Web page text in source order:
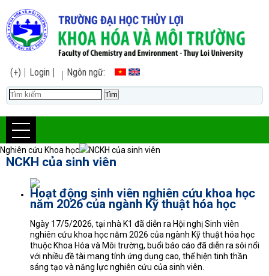
(+) Login Ngôn ngữ:
Nghiên cứu Khoa học NCKH của sinh viên
NCKH của sinh viên
Hoạt động sinh viên nghiên cứu khoa học
năm 2026 của ngành Kỹ thuật hóa học
Ngày 17/5/2026, tại nhà K1 đã diễn ra Hội nghị Sinh viên
nghiên cứu khoa học năm 2026 của ngành Kỹ thuật hóa học
thuộc Khoa Hóa và Môi trường, buổi báo cáo đã diễn ra sôi nổi
với nhiều đề tài mang tính ứng dụng cao, thể hiện tinh thần
sáng tạo và năng lực nghiên cứu của sinh viên.